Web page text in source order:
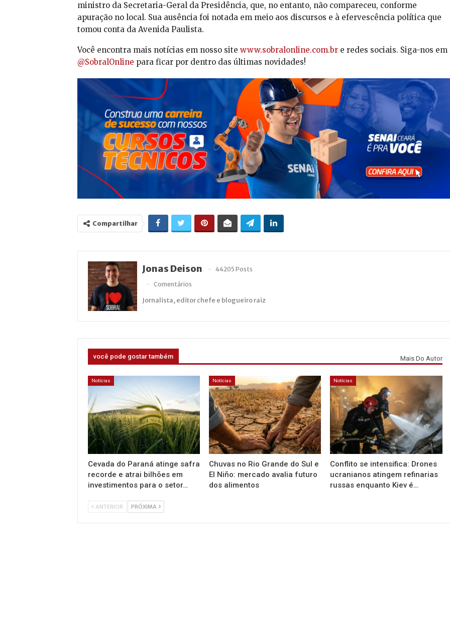
ministro da Secretaria-Geral da Presidência, que, no entanto, não compareceu, conforme
apuração no local. Sua ausência foi notada em meio aos discursos e à efervescência política que
tomou conta da Avenida Paulista.
Você encontra mais notícias em nosso site www.sobralonline.com.bre redes sociais. Siga-nos em
@SobralOnline para ficar por dentro das últimas novidades!
Compartilhar
Jonas Deison
44205 Posts
Comentários
Jornalista, editor chefe e blogueiro raiz
você pode gostar também Mais Do Autor
Notícias
Cevada do Paraná atinge safra
recorde e atrai bilhões em
investimentos para o setor…
Notícias
Chuvas no Rio Grande do Sul e
El Niño: mercado avalia futuro
dos alimentos
Notícias
Conflito se intensifica: Drones
ucranianos atingem refinarias
russas enquanto Kiev é…
ANTERIOR PRÓXIMA